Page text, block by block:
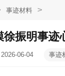
事迹材料 >
徐振明事迹
2026-06-04
事迹